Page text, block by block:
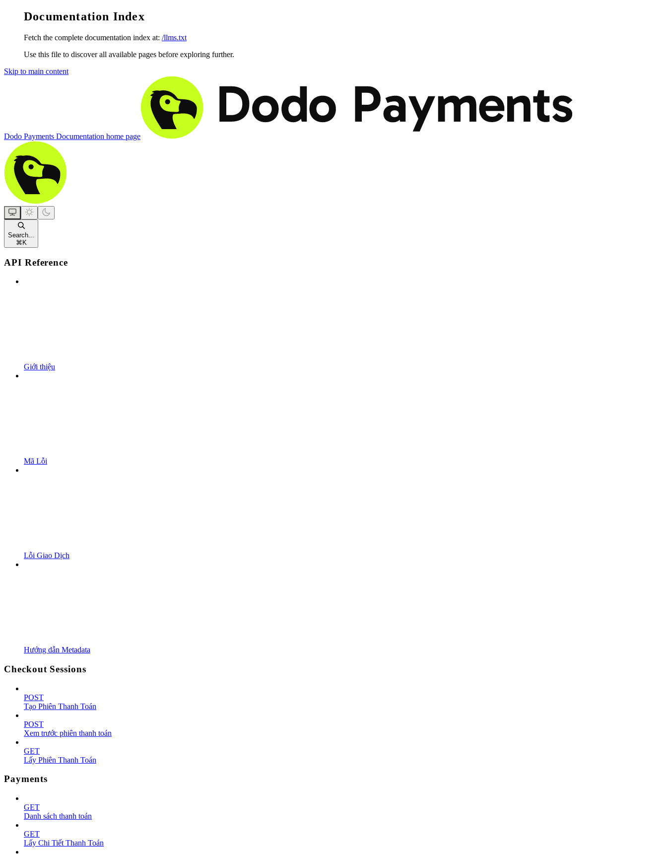
Documentation Index
Fetch the complete documentation index at: /llms.txt
Use this file to discover all available pages before exploring further.
Skip to main content
Dodo Payments Documentation home page
Search...
⌘ K
API Reference
Giới thiệu
Mã Lỗi
Lỗi Giao Dịch
Hướng dẫn Metadata
Checkout Sessions
POST
Tạo Phiên Thanh Toán
POST
Xem trước phiên thanh toán
GET
Lấy Phiên Thanh Toán
Payments
GET
Danh sách thanh toán
GET
Lấy Chi Tiết Thanh Toán